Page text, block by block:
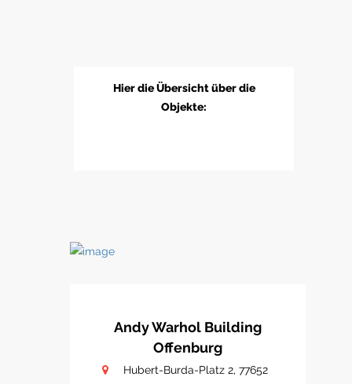
Hier die Übersicht über die
Objekte:
Andy Warhol Building
Offenburg
Hubert-Burda-Platz 2, 77652